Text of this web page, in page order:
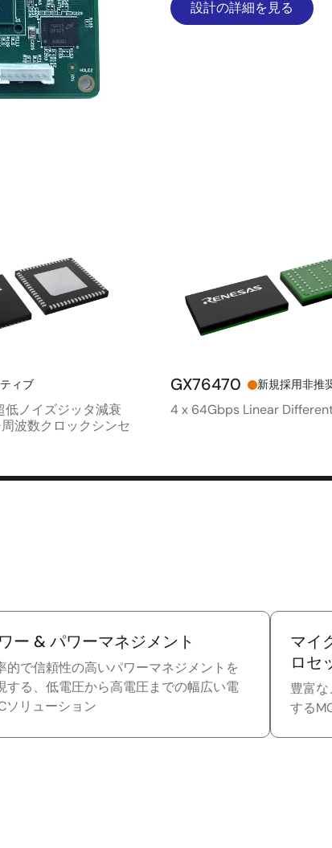
設計の詳細を見る
ィブ
ノイズジッタ減衰
波数クロックシンセ
GX76470 新規採用非推
4 x 64Gbps Linear
ー & パワーマネジメント
的で信頼性の高いパワーマネジメントを
する、低電圧から高電圧までの幅広い電
ソリューション
マイ
ロセ
豊富
する